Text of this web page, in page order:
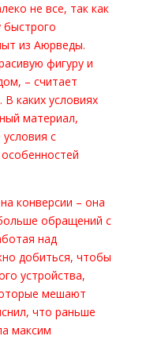
не все, так как
быстрого
из Аюрведы.
фигуру и
– считает
каких условиях
материал,
с
конверсии – она
обращений с
над
добиться, чтобы
устройства,
мешают
что раньше
максим